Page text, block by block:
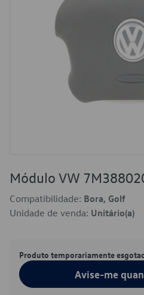
Módulo VW
Compatibilidade: Bora, Golf
Unidade de venda: Unitário(a)
Produto temporariamente
Avise-me